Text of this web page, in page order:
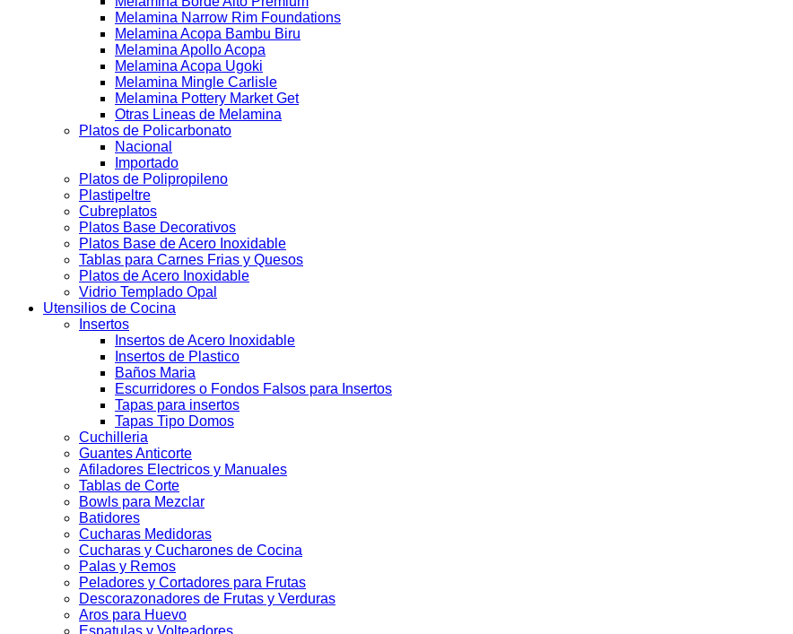
Melamina Narrow Rim Foundations
Melamina Acopa Bambu Biru
Melamina Apollo Acopa
Melamina Acopa Ugoki
Melamina Mingle Carlisle
Melamina Pottery Market Get
Otras Lineas de Melamina
Platos de Policarbonato
Nacional
Importado
Platos de Polipropileno
Plastipeltre
Cubreplatos
Platos Base Decorativos
Platos Base de Acero Inoxidable
Tablas para Carnes Frias y Quesos
Platos de Acero Inoxidable
Vidrio Templado Opal
Utensilios de Cocina
Insertos
Insertos de Acero Inoxidable
Insertos de Plastico
Baños Maria
Escurridores o Fondos Falsos para Insertos
Tapas para insertos
Tapas Tipo Domos
Cuchilleria
Guantes Anticorte
Afiladores Electricos y Manuales
Tablas de Corte
Bowls para Mezclar
Batidores
Cucharas Medidoras
Cucharas y Cucharones de Cocina
Palas y Remos
Peladores y Cortadores para Frutas
Descorazonadores de Frutas y Verduras
Aros para Huevo
Espatulas y Volteadores